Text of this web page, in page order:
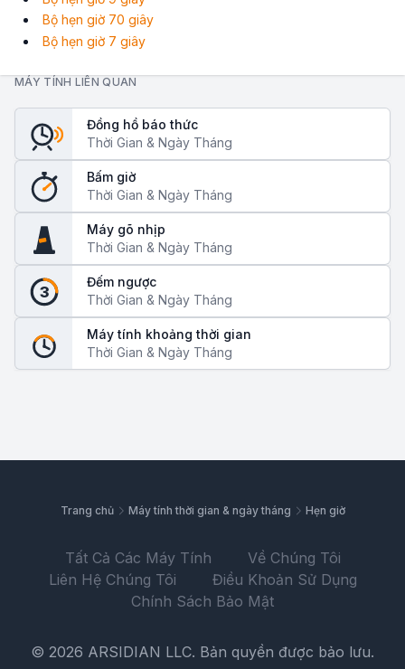
Bộ hẹn giờ 70 giây
Bộ hẹn giờ 7 giây
MÁY TÍNH LIÊN QUAN
Đồng hồ báo thức
Thời Gian & Ngày Tháng
Bấm giờ
Thời Gian & Ngày Tháng
Máy gõ nhịp
Thời Gian & Ngày Tháng
3
Đếm ngược
Thời Gian & Ngày Tháng
Máy tính khoảng thời gian
Thời Gian & Ngày Tháng
Trang chủ Máy tính thời gian & ngày tháng Hẹn giờ
Tất Cả Các Máy Tính
Về Chúng Tôi
Liên Hệ Chúng Tôi
Điều Khoản Sử Dụng
Chính Sách Bảo Mật
© 2026 ARSIDIAN LLC. Bản quyền được bảo lưu.